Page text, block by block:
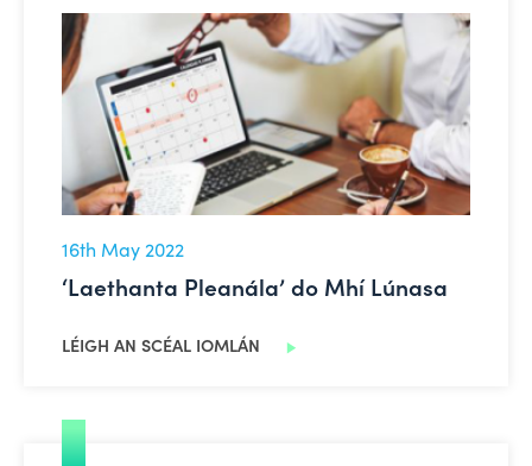
‘Laethanta Pleanála’ do Mhí Lúnasa
16th May 2022
‘Laethanta Pleanála’ do Mhí Lúnasa
LÉIGH AN SCÉAL IOMLÁN